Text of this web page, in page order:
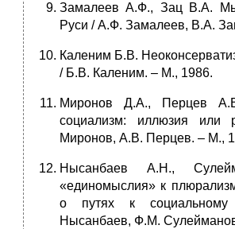
Замалеев А.Ф., Зац В.А.
Руси / А.Ф. Замалеев, В.А.
Каленим Б.В.
/ Б.В. Каленим. – М., 1986.
Миронов Д.А., Перцев
социализм: иллюзия или
Миронов, А.В. Перцев. – М.,
Нысанбаев А.Н.,
«единомыслия» к
о путях к
Нысанбаев, Ф.М.